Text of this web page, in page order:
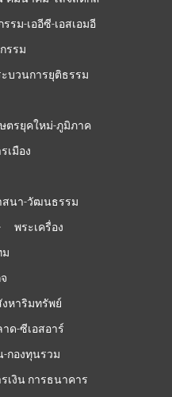
รม-เออีซี-เอสเอมอี
รรม
ะบวนการยุติธรรม
ษตรยุคใหม่-ภูมิภาค
เมือง
สนา-วัฒนธรรม
พระเครื่อง
ม
งหาริมทรัพย์
าด-ซีเอสอาร์
-กองทุนรวม
รเงิน การธนาคาร